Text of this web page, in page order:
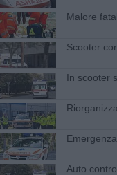
Malore
Scooter
In scooter
Auto